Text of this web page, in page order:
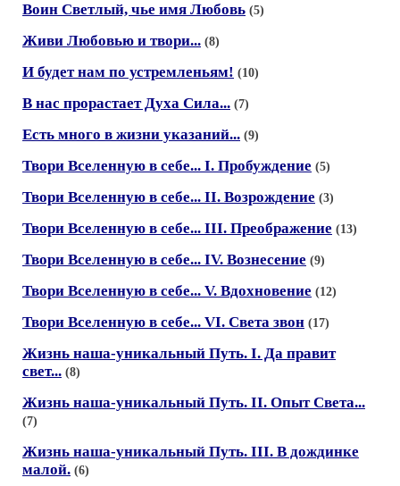
Воин Светлый, чье имя Любовь (5)
Живи Любовью и твори... (8)
И будет нам по устремленьям! (10)
В нас прорастает Духа Сила... (7)
Есть много в жизни указаний... (9)
Твори Вселенную в себе... I. Пробуждение (5)
Твори Вселенную в себе... II. Возрождение (3)
Твори Вселенную в себе... III. Преображение (13)
Твори Вселенную в себе... IV. Вознесение (9)
Твори Вселенную в себе... V. Вдохновение (12)
Твори Вселенную в себе... VI. Света звон (17)
Жизнь наша-уникальный Путь. I. Да правит
свет... (8)
Жизнь наша-уникальный Путь. II. Опыт Света...
(7)
Жизнь наша-уникальный Путь. III. В дождинке
малой. (6)